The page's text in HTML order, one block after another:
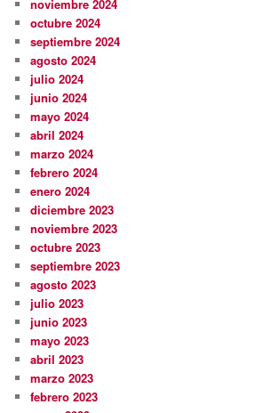
noviembre 2024
octubre 2024
septiembre 2024
agosto 2024
julio 2024
junio 2024
mayo 2024
abril 2024
marzo 2024
febrero 2024
enero 2024
diciembre 2023
noviembre 2023
octubre 2023
septiembre 2023
agosto 2023
julio 2023
junio 2023
mayo 2023
abril 2023
marzo 2023
febrero 2023